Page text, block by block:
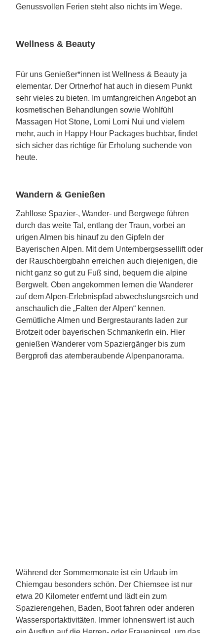
Genussvollen Ferien steht also nichts im Wege.
Wellness & Beauty
Für uns Genießer*innen ist Wellness & Beauty ja
elementar. Der Ortnerhof hat auch in diesem Punkt
sehr vieles zu bieten. Im umfangreichen Angebot an
kosmetischen Behandlungen sowie Wohlfühl
Massagen Hot Stone, Lomi Lomi Nui und vielem
mehr, auch in Happy Hour Packages buchbar, findet
sich sicher das richtige für Erholung suchende von
heute.
Wandern & Genießen
Zahllose Spazier-, Wander- und Bergwege führen
durch das weite Tal, entlang der Traun, vorbei an
urigen Almen bis hinauf zu den Gipfeln der
Bayerischen Alpen. Mit dem Unternbergsessellift oder
der Rauschbergbahn erreichen auch diejenigen, die
nicht ganz so gut zu Fuß sind, bequem die alpine
Bergwelt. Oben angekommen lernen die Wanderer
auf dem Alpen-Erlebnispfad abwechslungsreich und
anschaulich die „Falten der Alpen“ kennen.
Gemütliche Almen und Bergrestaurants laden zur
Brotzeit oder bayerischen Schmankerln ein. Hier
genießen Wanderer vom Spaziergänger bis zum
Bergprofi das atemberaubende Alpenpanorama.
Während der Sommermonate ist ein Urlaub im
Chiemgau besonders schön. Der Chiemsee ist nur
etwa 20 Kilometer entfernt und lädt ein zum
Spazierengehen, Baden, Boot fahren oder anderen
Wassersportaktivitäten. Immer lohnenswert ist auch